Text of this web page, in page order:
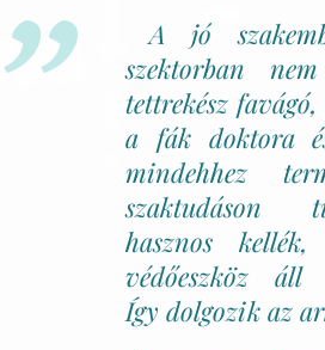
A jó
szektorban
tettrekész
a fák doktora
mindehhez
szaktudáson
hasznos
védőeszköz áll
Így dolgozik az